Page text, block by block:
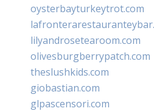
oysterbayturkeytrot.com
lilyandrosetearoom.com
olivesburgberrypatch.com
theslushkids.com
giobastian.com
glpascensori.com